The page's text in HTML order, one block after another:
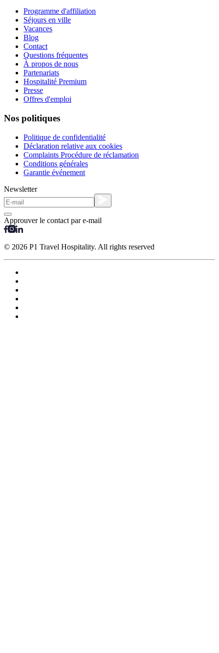
Programme d'affiliation
Séjours en ville
Vacances
Blog
Contact
Questions fréquentes
À propos de nous
Partenariats
Hospitalité Premium
Presse
Offres d'emploi
Nos politiques
Politique de confidentialité
Déclaration relative aux cookies
Complaints Procédure de réclamation
Conditions générales
Garantie événement
Newsletter
Approuver le contact par e-mail
© 2026 P1 Travel Hospitality. All rights reserved